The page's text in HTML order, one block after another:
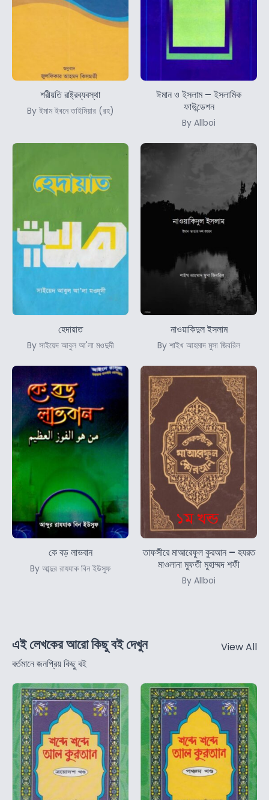
শরীয়তি রাষ্ট্রব্যবস্থা
By ইমাম ইবনে তাইমিয়ার (রহ)
ঈমান ও ইসলাম – ইসলামিক
ফাউন্ডেশন
By Allboi
হেদায়াত
By সাইয়েদ আবুল আ'লা মওদুদী
নাওয়াকিদুল ইসলাম
By শাইখ আহমাদ মুসা জিবরিল
কে বড় লাভবান
By আব্দুর রাযযাক বিন ইউসুফ
তাফসীরে মাআরেফুল কুরআন – হযরত
মাওলানা মুফতী মুহাম্মদ শফী
By Allboi
এই লেখকের আরো কিছু বই দেখুন
বর্তমানে জনপ্রিয় কিছু বই
View All